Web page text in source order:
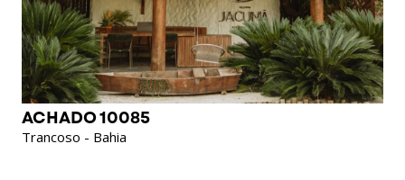
ACHADO 10085
Trancoso - Bahia